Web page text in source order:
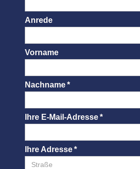
Anrede
Vorname
Nachname *
Ihre E-Mail-Adresse *
Ihre Adresse *